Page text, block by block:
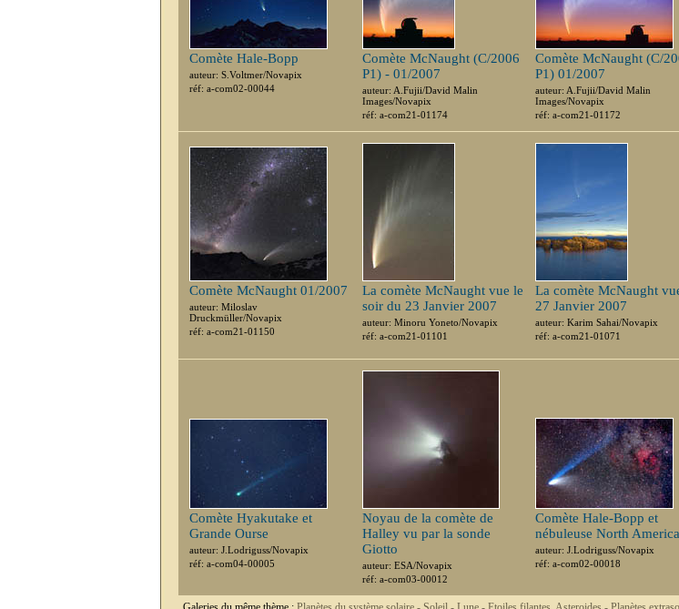
Comète Hale-Bopp
auteur: S.Voltmer/Novapix
réf: a-com02-00044
Comète McNaught (C/2006
P1) - 01/2007
auteur: A.Fujii/David Malin
Images/Novapix
réf: a-com21-01174
Comète McNaught (C/
P1) 01/2007
auteur: A.Fujii/David Malin
Images/Novapix
réf: a-com21-01172
Comète McNaught 01/2007
auteur: Miloslav
Druckmüller/Novapix
réf: a-com21-01150
La comète McNaught vue le
soir du 23 Janvier 2007
auteur: Minoru Yoneto/Novapix
réf: a-com21-01101
La comète McNaught
27 Janvier 2007
auteur: Karim Sahai/Novapix
réf: a-com21-01071
Comète Hyakutake et
Grande Ourse
auteur: J.Lodriguss/Novapix
réf: a-com04-00005
Noyau de la comète de
Halley vu par la sonde
Giotto
auteur: ESA/Novapix
réf: a-com03-00012
Comète Hale-Bopp et
nébuleuse North America
auteur: J.Lodriguss/Novapix
réf: a-com02-00018